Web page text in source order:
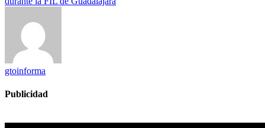
gtoinforma
Publicidad